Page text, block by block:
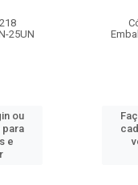
25UN
ou
e